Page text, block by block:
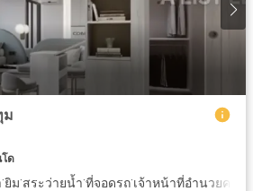
ม
ด
·ยิม·สระว่ายน้ำ·ที่จอดรถ·เจ้าหน้าที่อำนวยควา